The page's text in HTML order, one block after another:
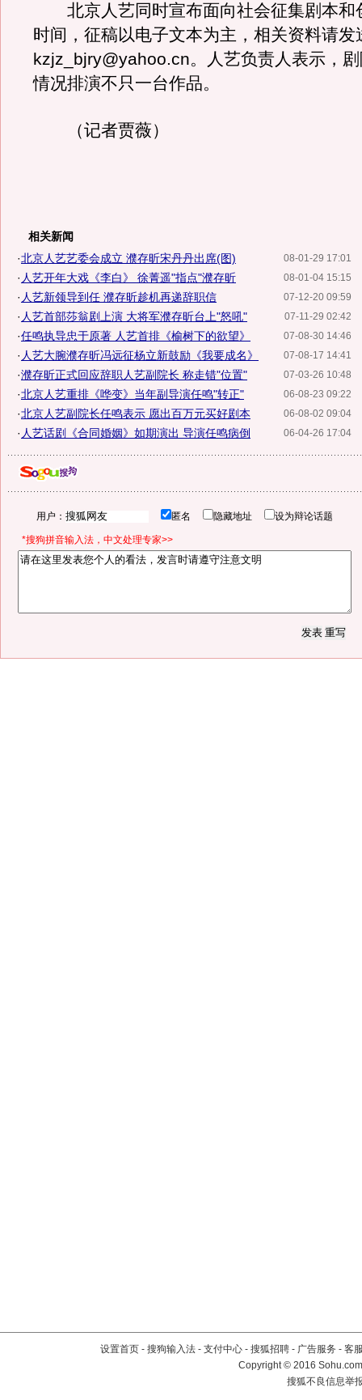
北京人艺同时宣布面向社会征集剧本和
时间，征稿以电子文本为主，相关资料请发
kzjz_bjry@yahoo.cn。人艺负责人表示，
情况排演不只一台作品。
（记者贾薇）
相关新闻
08-01-29 17:01
·北京人艺艺委会成立 濮存昕宋丹丹出席(图)
08-01-04 15:15
· 人艺开年大戏《李白》 徐菁遥"指点"濮存昕
07-12-20 09:59
· 人艺新领导到任 濮存昕趁机再递辞职信
07-11-29 02:42
· 人艺首部莎翁剧上演 大将军濮存昕台上"怒吼"
07-08-30 14:46
·任鸣执导忠于原著 人艺首排《榆树下的欲望》
07-08-17 14:41
· 人艺大腕濮存昕冯远征杨立新鼓励《我要成名》
07-03-26 10:48
·濮存昕正式回应辞职人艺副院长 称走错"位置"
06-08-23 09:22
·北京人艺重排《哗变》当年副导演任鸣"转正"
06-08-02 09:04
·北京人艺副院长任鸣表示 愿出百万元买好剧本
06-04-26 17:04
· 人艺话剧《合同婚姻》如期演出 导演任鸣病倒
用户： 匿名 隐藏地址 设为辩论话题
*搜狗拼音输入法，中文处理专家>>
设置首页 - 搜狗输入法 - 支付中心 - 搜狐招聘 - 广告服务 - 客
Copyright©2016
搜狐不良信息举